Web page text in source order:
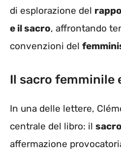
di esplorazione del
e il sacro, affrontando
convenzioni del
Il sacro femminile
In una delle lettere,
centrale del libro: il
affermazione